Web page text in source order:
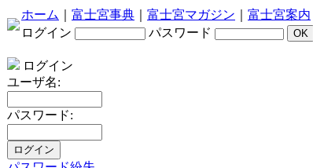
ホーム 富士宮事典 富士宮マガジン 富士宮案内
ログイン
パスワード
ログイン
ユーザ名:
パスワード: